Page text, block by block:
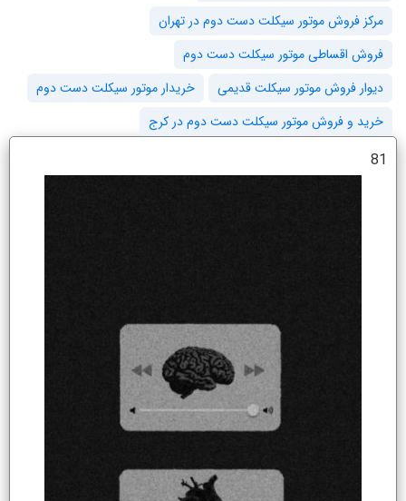
مرکز فروش موتور سیکلت دست دوم در تهران
فروش اقساطی موتور سیکلت دست دوم
دیوار فروش موتور سیکلت قدیمی
خریدار موتور سیکلت دست دوم
خرید و فروش موتور سیکلت دست دوم در کرج
81